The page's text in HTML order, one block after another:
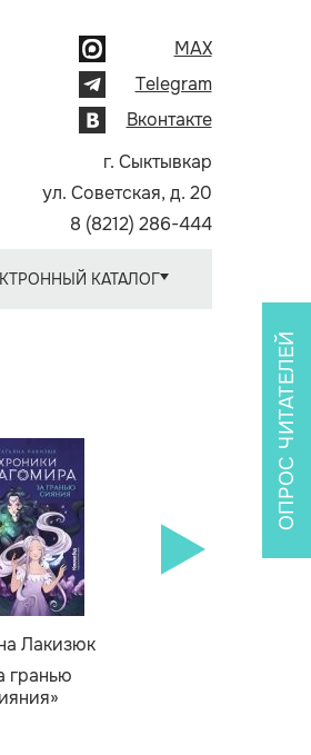
MAX
Telegram
Вконтакте
г. Сыктывкар
ул. Советская, д. 20
8 (8212) 286-444
КАТАЛОГ
Лакизюк
гранью
ОПРОС ЧИТАТЕЛЕЙ